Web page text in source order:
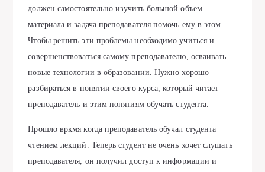
должен самостоятельно изучить большой объем
материала и задача преподавателя помочь ему в этом.
Чтобы решить эти проблемы необходимо учиться и
совершенствоваться самому преподавателю, осваивать
новые технологии в образовании. Нужно хорошо
разбираться в понятии своего курса, который читает
преподаватель и этим понятиям обучать студента.
Прошло вркмя когда преподаватель обучал студента
чтением лекций. Теперь студент не очень хочет слушать
преподавателя, он получил доступ к информации и